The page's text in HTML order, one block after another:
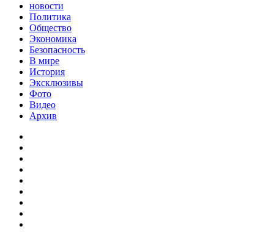
новости
Политика
Общество
Экономика
Безопасность
В мире
История
Эксклюзивы
Фото
Видео
Архив